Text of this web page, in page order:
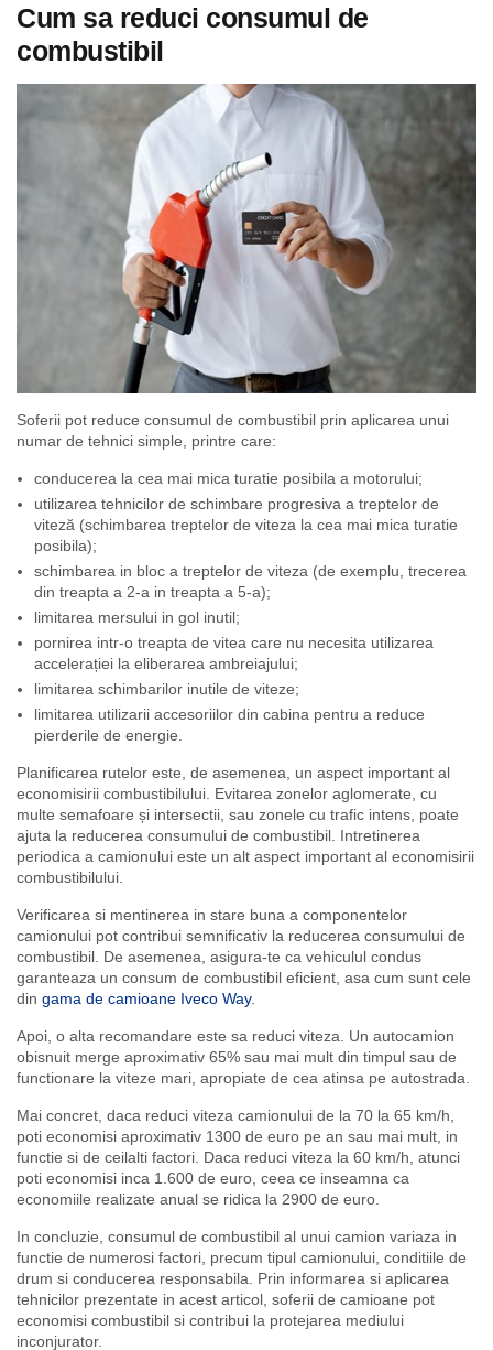
Cum sa reduci consumul de
combustibil
Soferii pot reduce consumul de combustibil prin aplicarea unui
numar de tehnici simple, printre care:
conducerea la cea mai mica turatie posibila a motorului;
utilizarea tehnicilor de schimbare progresiva a treptelor de
viteză (schimbarea treptelor de viteza la cea mai mica turatie
posibila);
schimbarea in bloc a treptelor de viteza (de exemplu, trecerea
din treapta a 2-a in treapta a 5-a);
limitarea mersului in gol inutil;
pornirea intr-o treapta de vitea care nu necesita utilizarea
accelerației la eliberarea ambreiajului;
limitarea schimbarilor inutile de viteze;
limitarea utilizarii accesoriilor din cabina pentru a reduce
pierderile de energie.
Planificarea rutelor este, de asemenea, un aspect important al
economisirii combustibilului. Evitarea zonelor aglomerate, cu
multe semafoare și intersectii, sau zonele cu trafic intens, poate
ajuta la reducerea consumului de combustibil. Intretinerea
periodica a camionului este un alt aspect important al economisirii
combustibilului.
Verificarea si mentinerea in stare buna a componentelor
camionului pot contribui semnificativ la reducerea consumului de
combustibil. De asemenea, asigura-te ca vehiculul condus
garanteaza un consum de combustibil eficient, asa cum sunt cele
din gama de camioane Iveco Way.
Apoi, o alta recomandare este sa reduci viteza. Un autocamion
obisnuit merge aproximativ 65% sau mai mult din timpul sau de
functionare la viteze mari, apropiate de cea atinsa pe autostrada.
Mai concret, daca reduci viteza camionului de la 70 la 65 km/h,
poti economisi aproximativ 1300 de euro pe an sau mai mult, in
functie si de ceilalti factori. Daca reduci viteza la 60 km/h, atunci
poti economisi inca 1.600 de euro, ceea ce inseamna ca
economiile realizate anual se ridica la 2900 de euro.
In concluzie, consumul de combustibil al unui camion variaza in
functie de numerosi factori, precum tipul camionului, conditiile de
drum si conducerea responsabila. Prin informarea si aplicarea
tehnicilor prezentate in acest articol, soferii de camioane pot
economisi combustibil si contribui la protejarea mediului
inconjurator.